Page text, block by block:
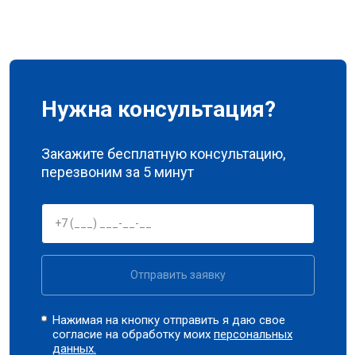
Нужна консультация?
Закажите бесплатную консультацию,
перезвоним за 5 минут
Отправить заявку
Нажимая на кнопку отправить я даю свое
согласие на обработку моихперсональных
данных.